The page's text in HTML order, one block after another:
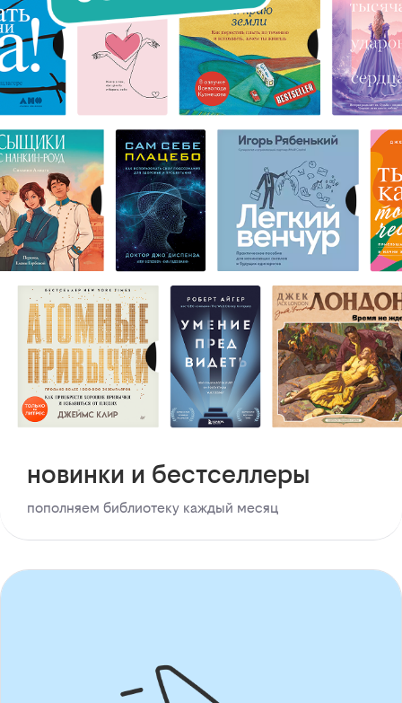
новинки и бестселлеры
пополняем библиотеку каждый месяц